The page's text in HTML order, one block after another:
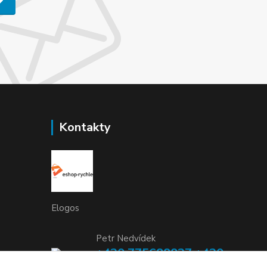
Kontakty
Elogos
Petr Nedvídek
+420 775688827 +420